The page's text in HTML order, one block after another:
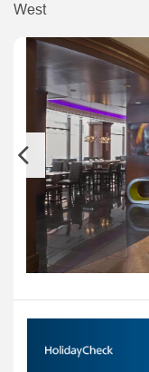
West
Previous